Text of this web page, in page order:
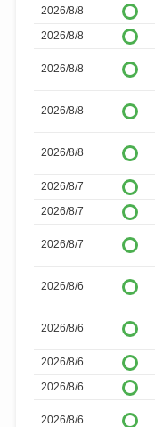
り
込
2026/8/8
2026/8/8
2026/8/8
2026/8/8
2026/8/8
2026/8/7
2026/8/7
2026/8/7
2026/8/6
2026/8/6
2026/8/6
2026/8/6
2026/8/6